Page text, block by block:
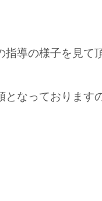
導の様子を見て
となっております